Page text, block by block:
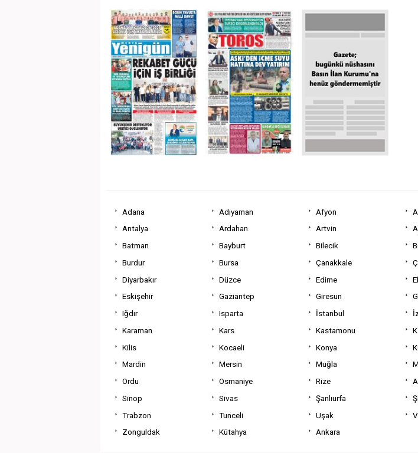
Adana Adıyaman Afyon
Antalya
Ardahan Artvin
Batman
Bayburt Bilecik
Burdur
Bursa Çanakkale
Diyarbakır
Düzce Edirne
Eskişehir
Gaziantep Giresun
Iğdır
Isparta İstanbul
Karaman
Kars Kastamonu
Kilis
Kocaeli Konya
Mardin
Mersin Muğla
Ordu
Osmaniye Rize
Sinop
Sivas Şanlıurfa
Trabzon
Tunceli Uşak
Zonguldak
Kütahya Ankara